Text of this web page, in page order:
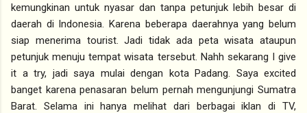
kemungkinan untuk nyasar dan tanpa petunjuk lebih besar di
daerah di Indonesia. Karena beberapa daerahnya yang belum
siap menerima tourist. Jadi tidak ada peta wisata ataupun
petunjuk menuju tempat wisata tersebut. Nahh sekarang I give
it a try, jadi saya mulai dengan kota Padang. Saya excited
banget karena penasaran belum pernah mengunjungi Sumatra
Barat. Selama ini hanya melihat dari berbagai iklan di TV,